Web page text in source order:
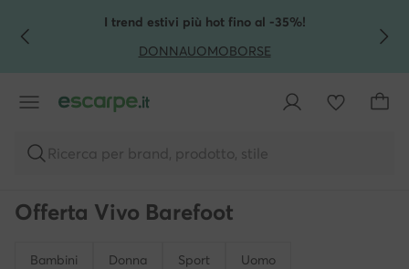
VAI AL CONTENUTO PRINCIPALE
VAI ALLA RICERCAI trend estivi più hot fino al -35%!
DONNAUOMOBORSE
Ricerca per brand, prodotto, stile
Offerta Vivo Barefoot
Bambini Donna Sport Uomo